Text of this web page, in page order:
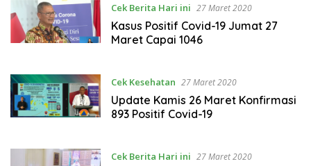
Cek Berita Hari ini 27 Maret 2020
Kasus Positif Covid-19 Jumat 27
Maret Capai 1046
Cek Kesehatan 27 Maret 2020
Update Kamis 26 Maret Konfirmasi
893 Positif Covid-19
Cek Berita Hari ini 27 Maret 2020